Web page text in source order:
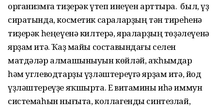
организмға тиҙерәк үтеп инеүен арттыра. Ә был, үҙ
сиратында, косметик сараларҙың тән тиреһенә
тиҙерәк һеңеүенә килтерә, яраларҙың төҙәлеүенә
ярҙам итә. Ҡаҙ майы составындағы селен
матдәләр алмашыныуын көйләй, аҡһымдар
һәм углеводтарҙы үҙләштереүгә ярҙам итә, йод
үҙләштереүҙе яҡшырта. Е витамины иһә иммун
системаһын нығыта, коллагенды синтезлай,